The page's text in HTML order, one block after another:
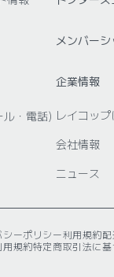
・電話)
メンバー
企業情報
レイコッ
会社情報
ニュース
シーポリシー利用規約
用規約特定商取引法に